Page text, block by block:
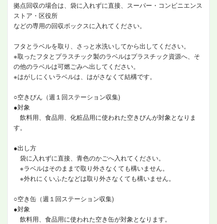
拠点回収の場合は、袋に入れずに直接、スーパー・コンビニエンス
ストア・区役所
などの専用の回収ボックスに入れてください。
フタとラベルを取り、さっと水洗いしてから出してください。
※取ったフタとプラスチック製のラベルはプラスチック資源へ、そ
の他のラベルは可燃ごみへ出してください。
※はがしにくいラベルは、はがさなくて結構です。
○空きびん（週１回ステーション収集)
●対象
飲料用、食品用、化粧品用に使われた空きびんが対象となりま
す。
●出し方
袋に入れずに直接、青色のかごへ入れてください。
※ラベルはそのままで取り外さなくても構いません。
※外れにくいふたなどは取り外さなくても構いません。
○空き缶（週１回ステーション収集)
●対象
飲料用、食品用に使われた空き缶が対象となります。